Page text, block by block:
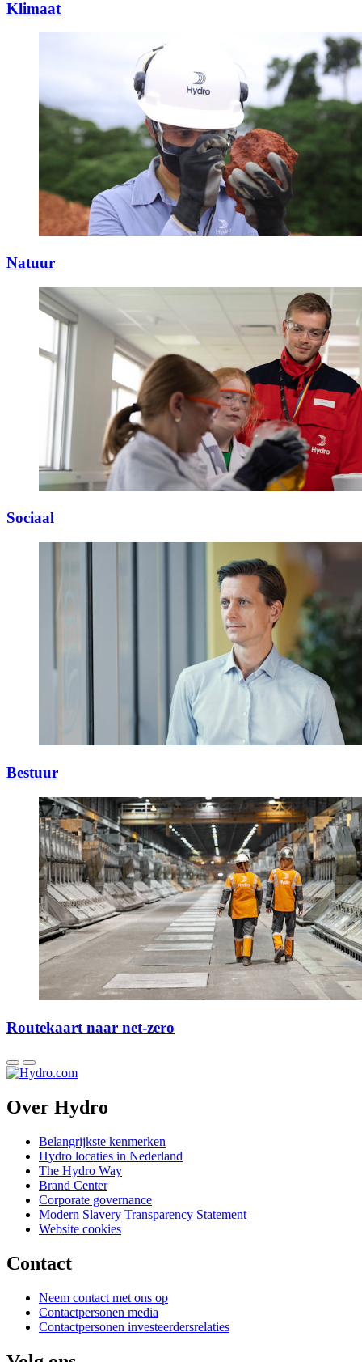
Klimaat
Natuur
Sociaal
Bestuur
Routekaart naar net-zero
Over Hydro
Belangrijkste kenmerken
Hydro locaties in Nederland
The Hydro Way
Brand Center
Corporate governance
Modern Slavery Transparency Statement
Website cookies
Contact
Neem contact met ons op
Contactpersonen media
Contactpersonen investeerdersrelaties